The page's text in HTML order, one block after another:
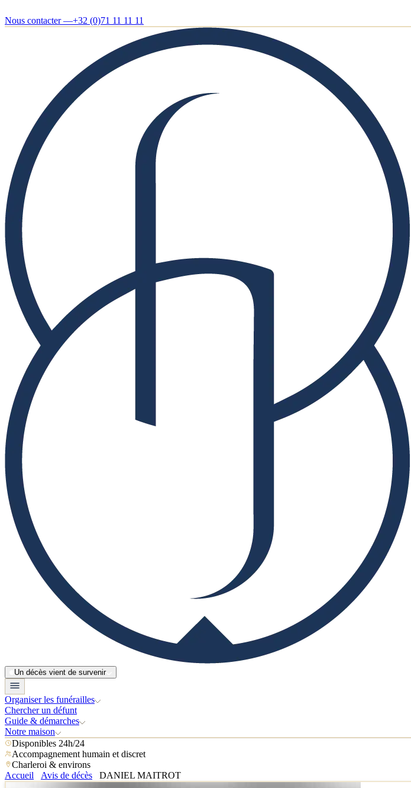
Nous contacter —+32 (0)71 11 11 11
Un décès vient de survenir
Organiser les funérailles
Chercher un défunt
Guide & démarches
Notre maison
Disponibles 24h/24
Accompagnement humain et discret
Charleroi & environs
Accueil
Avis de décès DANIEL MAITROT